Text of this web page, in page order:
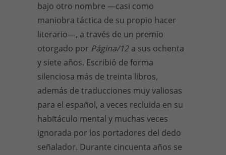
bajo otro nombre —casi como
maniobra táctica de su propio hacer
literario—, a través de un premio
otorgado por Página/12 a sus ochenta
y siete años. Escribió de forma
silenciosa más de treinta libros,
además de traducciones muy valiosas
para el español, a veces recluida en su
habitáculo mental y muchas veces
ignorada por los portadores del dedo
señalador. Durante cincuenta años se